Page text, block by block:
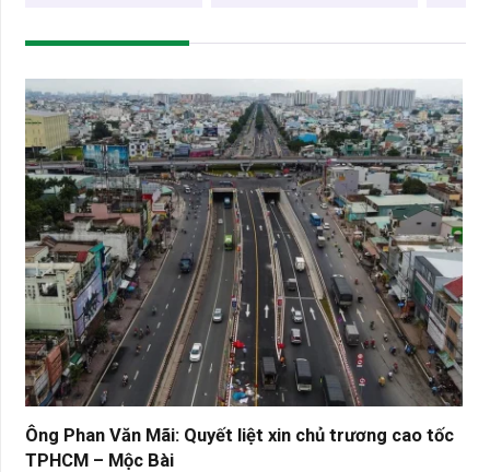
Ông Phan Văn Mãi: Quyết liệt xin chủ trương cao tốc
TPHCM – Mộc Bài